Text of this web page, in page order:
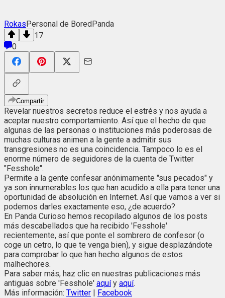
RokasPersonal de BoredPanda
17
0
Compartir
Revelar nuestros secretos reduce el estrés y nos ayuda a
aceptar nuestro comportamiento. Así que el hecho de que
algunas de las personas o instituciones más poderosas de
muchas culturas animen a la gente a admitir sus
transgresiones no es una coincidencia. Tampoco lo es el
enorme número de seguidores de la cuenta de Twitter
"Fesshole".
Permite a la gente confesar anónimamente "sus pecados" y
ya son innumerables los que han acudido a ella para tener una
oportunidad de absolución en Internet. Así que vamos a ver si
podemos darles exactamente eso, ¿de acuerdo?
En Panda Curioso hemos recopilado algunos de los posts
más descabellados que ha recibido 'Fesshole'
recientemente, así que ponte el sombrero de confesor (o
coge un cetro, lo que te venga bien), y sigue desplazándote
para comprobar lo que han hecho algunos de estos
malhechores.
Para saber más, haz clic en nuestras publicaciones más
antiguas sobre 'Fesshole' aquíy aquí.
Más información: Twitter | Facebook